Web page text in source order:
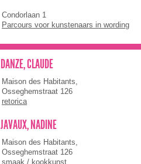
Condorlaan 1
Parcours voor kunstenaars in wording
DANZE, CLAUDE
Maison des Habitants,
Osseghemstraat 126
retorica
JAVAUX, NADINE
Maison des Habitants,
Osseghemstraat 126
smaak / kookkunst